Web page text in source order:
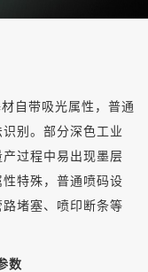
自带吸光属性，普通
别。部分深色工业
过程中易出现墨层
特殊，普通喷码设
堵塞、喷印断条等
数